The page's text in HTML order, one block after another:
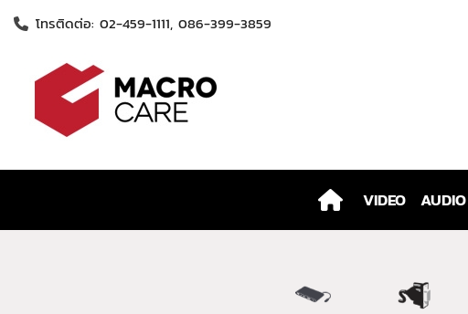
โทรติดต่อ: 02-459-1111, 086-399-3859
VIDEO AUDIO